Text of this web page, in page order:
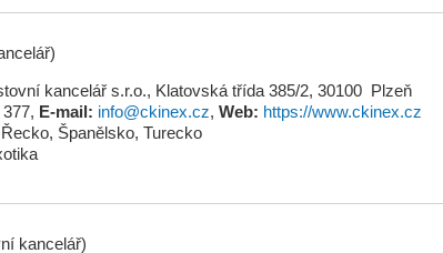
kancelář s.r.o., Klatovská třída 385/2, 30100 Plzeň
, E-mail: info@ckinex.cz, Web: https://www.ckinex.cz
Řecko, Španělsko, Turecko
kancelář)